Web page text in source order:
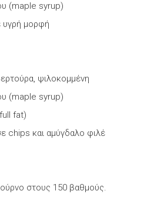
(maple syrup)
υγρή μορφή
ψιλοκομμένη
(maple syrup)
fat)
chips και αμύγδαλο φιλέ
στους 150 βαθμούς.